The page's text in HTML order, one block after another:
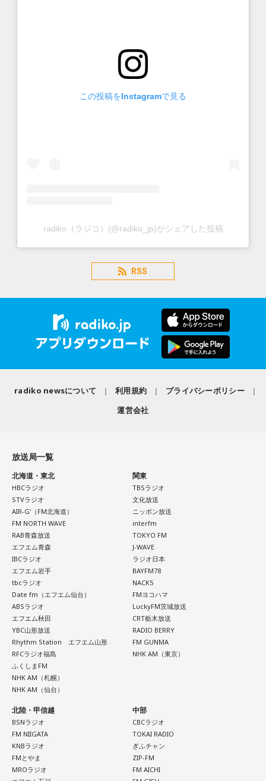
この投稿をInstagramで見る
radiko（ラジコ）(@radiko_jp)がシェアした投稿
RSS
radiko newsについて 利用規約
プライバシーポリシー
運営会社
放送局一覧
北海道・東北
HBCラジオ
STVラジオ
AIR-G'（FM北海道）
FM NORTH WAVE
RAB青森放送
エフエム青森
IBCラジオ
エフエム岩手
tbcラジオ
Date fm（エフエム仙台）
ABSラジオ
エフエム秋田
YBC山形放送
Rhythm Station エフエム山形
RFCラジオ福島
ふくしまFM
NHK AM（札幌）
NHK AM（仙台）
関東
TBSラジオ
文化放送
ニッポン放送
interfm
TOKYO FM
J-WAVE
ラジオ日本
BAYFM78
NACK5
FMヨコハマ
LuckyFM茨城放送
CRT栃木放送
RADIO BERRY
FM GUNMA
NHK AM（東京）
北陸・甲信越
BSNラジオ
FM NIIGATA
KNBラジオ
FMとやま
MROラジオ
中部
CBCラジオ
TOKAI RADIO
ぎふチャン
ZIP-FM
FM AICHI